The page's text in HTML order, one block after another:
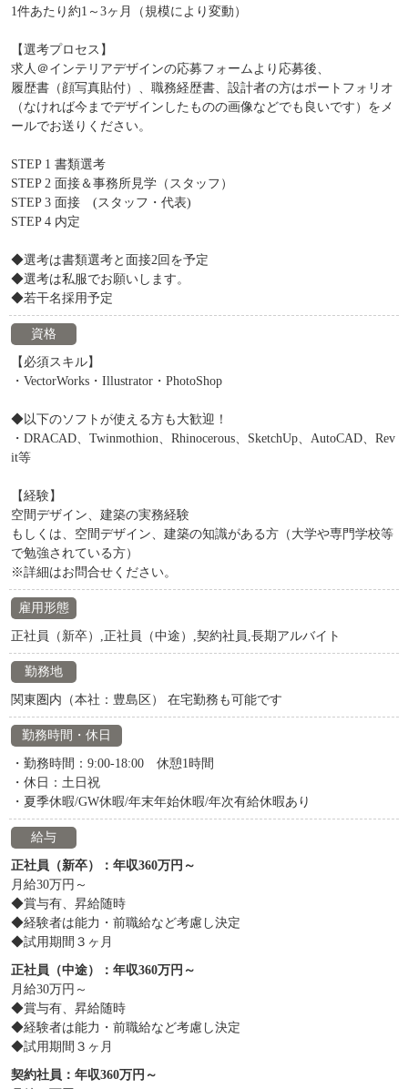
1件あたり約1～3ヶ月（規模により変動）
【選考プロセス】
求人＠インテリアデザインの応募フォームより応募後、
履歴書（顔写真貼付）、職務経歴書、設計者の方はポートフォリオ
（なければ今までデザインしたものの画像などでも良いです）をメ
ールでお送りください。
STEP 1 書類選考
STEP 2 面接＆事務所見学（スタッフ）
STEP 3 面接 (スタッフ・代表)
STEP 4 内定
◆選考は書類選考と面接2回を予定
◆選考は私服でお願いします。
◆若干名採用予定
資格
【必須スキル】
・VectorWorks・Illustrator・PhotoShop
◆以下のソフトが使える方も大歓迎！
・DRACAD、Twinmothion、Rhinocerous、SketchUp、AutoCAD、Rev
it等
【経験】
空間デザイン、建築の実務経験
もしくは、空間デザイン、建築の知識がある方（大学や専門学校等
で勉強されている方）
※詳細はお問合せください。
雇用形態
正社員（新卒）,正社員（中途）,契約社員,長期アルバイト
勤務地
関東圏内（本社：豊島区） 在宅勤務も可能です
勤務時間・休日
・勤務時間：9:00‐18:00 休憩1時間
・休日：土日祝
・夏季休暇/GW休暇/年末年始休暇/年次有給休暇あり
給与
正社員（新卒）：年収360万円～
月給30万円～
◆賞与有、昇給随時
◆経験者は能力・前職給など考慮し決定
◆試用期間３ヶ月
正社員（中途）：年収360万円～
月給30万円～
◆賞与有、昇給随時
◆経験者は能力・前職給など考慮し決定
◆試用期間３ヶ月
契約社員：年収360万円～